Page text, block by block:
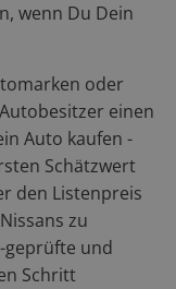
wenn Du Dein
oder
einen
Auto kaufen -
Schätzwert
den Listenpreis
zu
geprüfte und
Schritt